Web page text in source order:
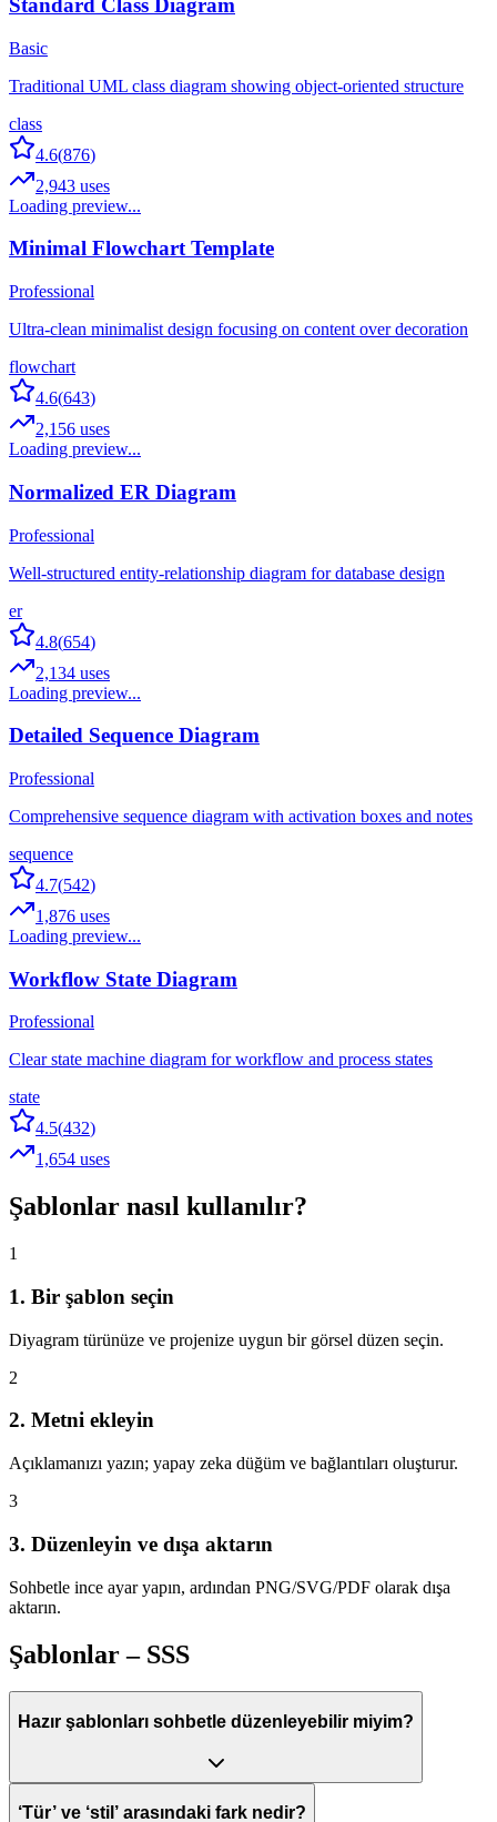
Standard Class Diagram
Basic
Traditional UML class diagram showing object-oriented structure
class
4.6(876)
2,943 uses
Loading preview...
Minimal Flowchart Template
Professional
Ultra-clean minimalist design focusing on content over decoration
flowchart
4.6(643)
2,156 uses
Loading preview...
Normalized ER Diagram
Professional
Well-structured entity-relationship diagram for database design
er
4.8(654)
2,134 uses
Loading preview...
Detailed Sequence Diagram
Professional
Comprehensive sequence diagram with activation boxes and notes
sequence
4.7(542)
1,876 uses
Loading preview...
Workflow State Diagram
Professional
Clear state machine diagram for workflow and process states
state
4.5(432)
1,654 uses
Şablonlar nasıl kullanılır?
1
1. Bir şablon seçin
Diyagram türünüze ve projenize uygun bir görsel düzen seçin.
2
2. Metni ekleyin
Açıklamanızı yazın; yapay zeka düğüm ve bağlantıları oluşturur.
3
3. Düzenleyin ve dışa aktarın
Sohbetle ince ayar yapın, ardından PNG/SVG/PDF olarak dışa
aktarın.
Şablonlar – SSS
Hazır şablonları sohbetle düzenleyebilir miyim?
‘Tür’ ve ‘stil’ arasındaki fark nedir?